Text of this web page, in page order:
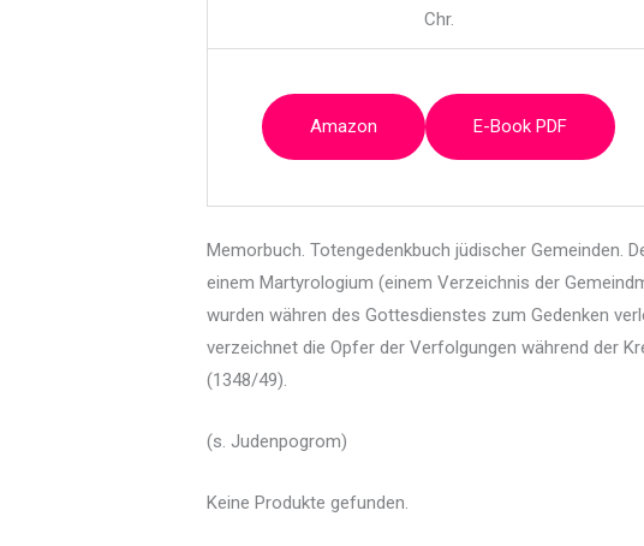
Chr.
Amazon E-Book PDF
Memorbuch. Totengedenkbuch jüdischer Gemeinden.
einem Martyrologium (einem Verzeichnis der
wurden währen des Gottesdienstes zum Gedenken
verzeichnet die Opfer der Verfolgungen während der
(1348/49).
(s. Judenpogrom)
Keine Produkte gefunden.